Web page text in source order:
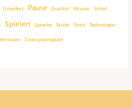
Osterfest Pause Qualität Rituale Schlaf
Spielen Sprache Strafe Streit Technologie
Zweisprachigkeit